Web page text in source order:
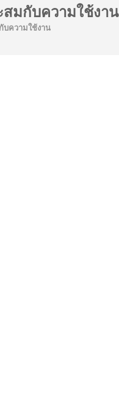
สมกับความใช้งาน
บความใช้งาน